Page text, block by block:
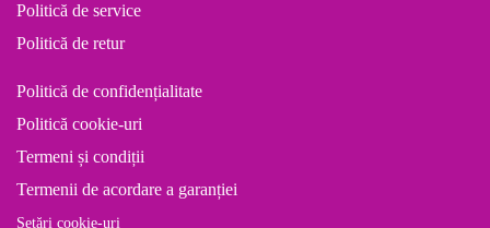
Politică de service
Politică de retur
Politică de confidențialitate
Politică cookie-uri
Termeni și condiții
Termenii de acordare a garanției
Setări cookie-uri